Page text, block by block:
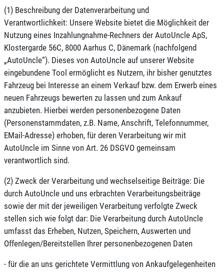
(1) Beschreibung der Datenverarbeitung und
Verantwortlichkeit: Unsere Website bietet die Möglichkeit der
Nutzung eines Inzahlungnahme-Rechners der AutoUncle ApS,
Klostergarde 56C, 8000 Aarhus C, Dänemark (nachfolgend
„AutoUncle“). Dieses von AutoUncle auf unserer Website
eingebundene Tool ermöglicht es Nutzern, ihr bisher genutztes
Fahrzeug bei Interesse an einem Verkauf bzw. dem Erwerb eines
neuen Fahrzeugs bewerten zu lassen und zum Ankauf
anzubieten. Hierbei werden personenbezogene Daten
(Personenstammdaten, z.B. Name, Anschrift, Telefonnummer,
EMail-Adresse) erhoben, für deren Verarbeitung wir mit
AutoUncle im Sinne von Art. 26 DSGVO gemeinsam
verantwortlich sind.
(2) Zweck der Verarbeitung und wechselseitige Beiträge: Die
durch AutoUncle und uns erbrachten Verarbeitungsbeiträge
sowie der mit der jeweiligen Verarbeitung verfolgte Zweck
stellen sich wie folgt dar: Die Verarbeitung durch AutoUncle
umfasst das Erheben, Nutzen, Speichern, Auswerten und
Offenlegen/Bereitstellen Ihrer personenbezogenen Daten
- für die an uns gerichtete Vermittlung von Ankaufgelegenheiten